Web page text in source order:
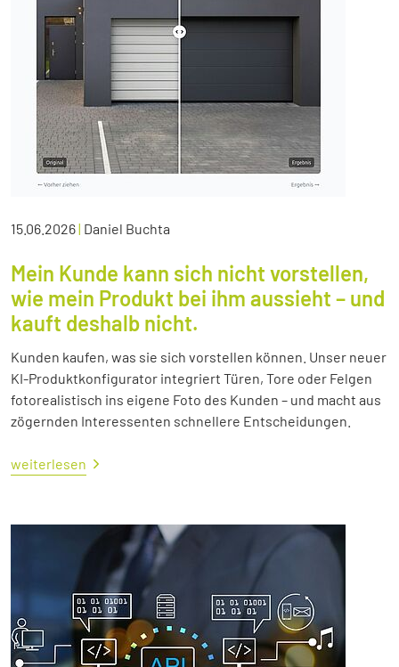
15.06.2026| Daniel Buchta
Mein Kunde kann sich nicht vorstellen,
wie mein Produkt bei ihm aussieht – und
kauft deshalb nicht.
Kunden kaufen, was sie sich vorstellen können. Unser neuer
KI-Produktkonfigurator integriert Türen, Tore oder Felgen
fotorealistisch ins eigene Foto des Kunden – und macht aus
zögernden Interessenten schnellere Entscheidungen.
weiterlesen